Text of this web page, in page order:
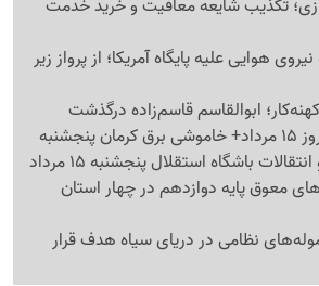
تکذیب شایعه معافیت و خرید خدمت
هوایی علیه پایگاه آمریکا؛ از پرواز زیر
کهنه‌کار؛ ابوالقاسم قاسم‌زاده درگذشت
باشگاه استقلال پنجشنبه 15 مرداد
معوق پایه دوازدهم در چهار استان
نظامی در دریای سیاه هدف قرار